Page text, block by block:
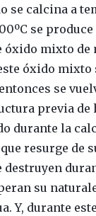
se calcina a
se
mixto de
óxido mixto
se
previa
durante la
resurge de
su
Y, durante